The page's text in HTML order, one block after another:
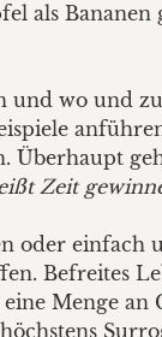
als Bananen
wo und
Überhaupt
Zeit
oder einfach
Befreites
Menge an